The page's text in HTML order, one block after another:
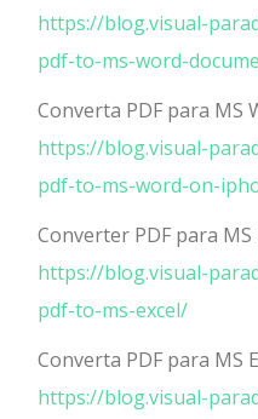
https://blog.visual-
pdf-to-ms-word-
Converta PDF para MS
https://blog.visual-
pdf-to-ms-word-on-
Converter PDF para MS
https://blog.visual-
pdf-to-ms-excel/
Converta PDF para MS
https://blog.visual-